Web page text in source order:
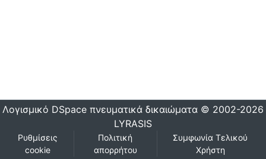
Λογισμικό DSpace πνευματικά δικαιώματα © 2002-2026
LYRASIS
Ρυθμίσεις
cookie
Πολιτική
απορρήτου
Συμφωνία Τελικού
Χρήστη